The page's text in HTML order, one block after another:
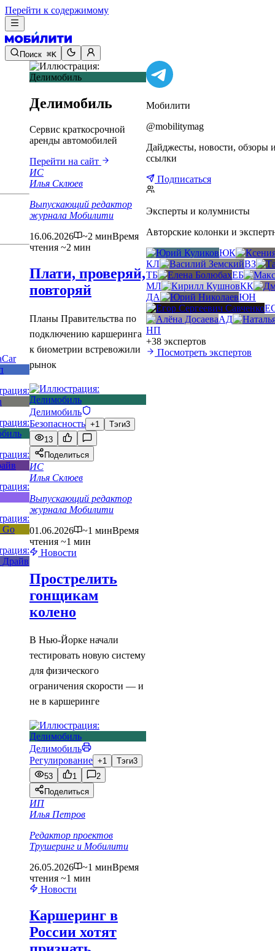
Перейти к содержимому
Поиск ⌘K
Делимобиль
Сервис краткосрочной
аренды автомобилей
Перейти на сайт
ИС
Илья Склюев
Выпускающий редактор
журнала Мобилити
16.06.2026
~2 минВремя
чтения ~2 мин
Плати, проверяй,
повторяй
Планы Правительства по
подключению каршеринга
к биометрии встревожили
рынок
Делимобиль
Безопасность +1 Тэги3
13
Поделиться
ИС
Илья Склюев
Выпускающий редактор
журнала Мобилити
01.06.2026
~1 минВремя
чтения ~1 мин
Новости
Прострелить
гонщикам
колено
В Нью-Йорке начали
тестировать новую систему
для физического
ограничения скорости — и
не в каршеринге
Делимобиль
Регулирование +1 Тэги3
53
1
2
Поделиться
ИП
Илья Петров
Редактор проектов
Трушеринг и Мобилити
26.05.2026
~1 минВремя
чтения ~1 мин
Новости
Каршеринг в
России хотят
Мобилити
@mobilitymag
Дайджесты, новости, обзоры
ссылки
Подписаться
Эксперты и колумнисты
Авторские колонки и
ЮК
КЛ
ВЗ
ТБ
ЕБ
МЛ
КК
ДА
ЮН
АД
НП
+38 экспертов
Посмотреть экспертов